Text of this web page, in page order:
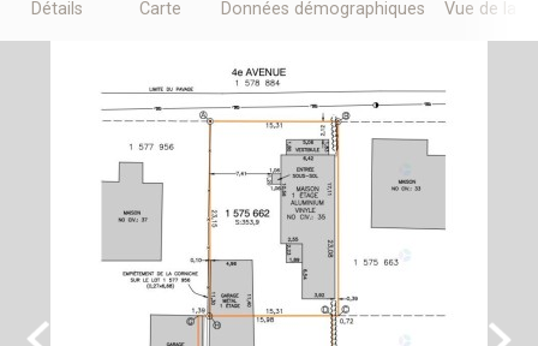
Détails Carte Données démographiques Vue de la
Previous Next